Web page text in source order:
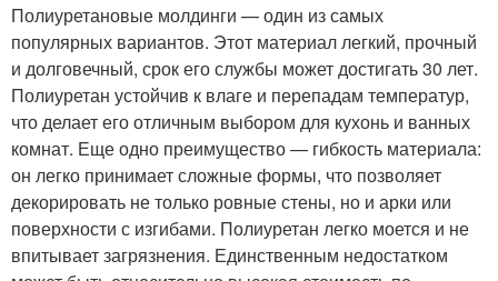
Полиуретановые молдинги — один из самых
популярных вариантов. Этот материал легкий, прочный
и долговечный, срок его службы может достигать 30 лет.
Полиуретан устойчив к влаге и перепадам температур,
что делает его отличным выбором для кухонь и ванных
комнат. Еще одно преимущество — гибкость материала:
он легко принимает сложные формы, что позволяет
декорировать не только ровные стены, но и арки или
поверхности с изгибами. Полиуретан легко моется и не
впитывает загрязнения. Единственным недостатком